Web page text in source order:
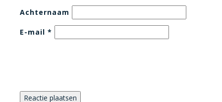
Achternaam
E-mail *